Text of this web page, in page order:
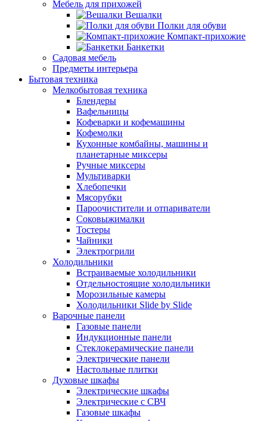
Мебель для прихожей
Вешалки
Полки для обуви
Компакт-прихожие
Банкетки
Садовая мебель
Предметы интерьера
Бытовая техника
Мелкобытовая техника
Блендеры
Вафельницы
Кофеварки и кофемашины
Кофемолки
Кухонные комбайны, машины и
планетарные миксеры
Ручные миксеры
Мультиварки
Хлебопечки
Мясорубки
Пароочистители и отпариватели
Соковыжималки
Тостеры
Чайники
Электрогрили
Холодильники
Встраиваемые холодильники
Отдельностоящие холодильники
Морозильные камеры
Холодильники Slide by Slide
Варочные панели
Газовые панели
Индукционные панели
Стеклокерамические панели
Электрические панели
Настольные плитки
Духовые шкафы
Электрические шкафы
Электрические с СВЧ
Газовые шкафы